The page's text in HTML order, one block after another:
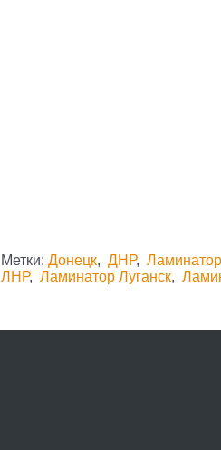
Метки:Донецк,ДНР,
ЛНР,Ламинатор Луганск,